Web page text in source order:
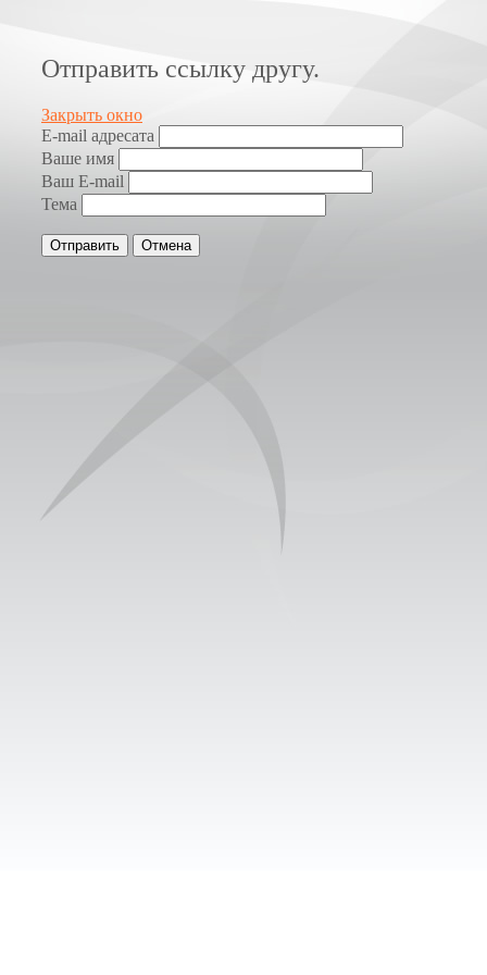
Отправить ссылку другу.
Закрыть окно
E-mail адресата
Ваше имя
Ваш E-mail
Тема
Отправить Отмена